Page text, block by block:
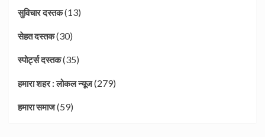
सुविचार दस्तक(13)
सेहत दस्तक(30)
स्पोर्ट्स दस्तक(35)
हमारा शहर : लोकल न्यूज(279)
हमारा समाज(59)